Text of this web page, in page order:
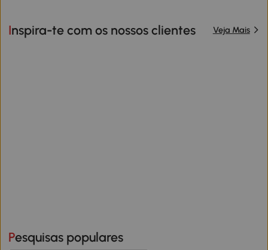
Inspira-te com os nossos clientes Veja Mais
Pesquisas populares